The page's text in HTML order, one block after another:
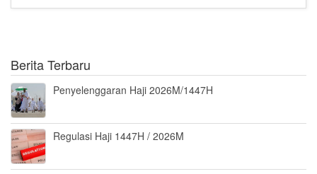
Berita Terbaru
Penyelenggaran Haji 2026M/1447H
Regulasi Haji 1447H / 2026M